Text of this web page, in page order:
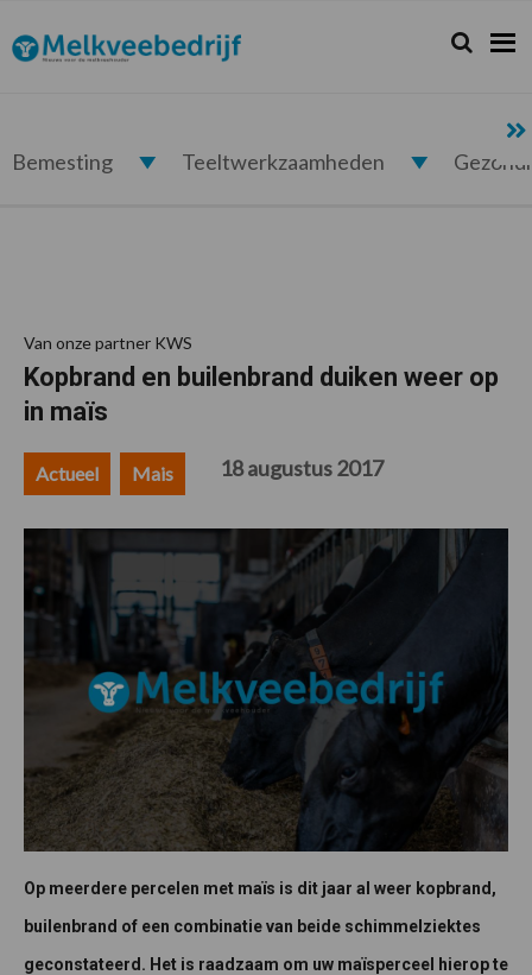
de
hoofdnavigatie
de
hoofd
de
eerste
de
voettekst
Melkveebedrijf.nl Zoeken...
Zoek
Bemesting Teeltwerkzaamheden
Van onze partner KWS
Kopbrand en builenbrand duiken weer op
in maïs
Actueel Mais 18 augustus 2017
Op meerdere percelen met maïs is dit jaar al weer kopbrand,
builenbrand of een combinatie van beide schimmelziektes
geconstateerd. Het is raadzaam om uw maïsperceel hierop te